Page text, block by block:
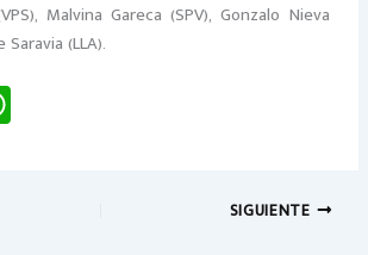
Malvina Gareca (SPV), Gonzalo Nieva
Saravia (LLA).
SIGUIENTE